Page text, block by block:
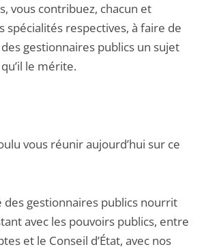
vous contribuez, chacun et
spécialités respectives, à faire de
gestionnaires publics un sujet
le mérite.
vous réunir aujourd’hui sur ce
des gestionnaires publics nourrit
avec les pouvoirs publics, entre
et le Conseil d’État, avec nos